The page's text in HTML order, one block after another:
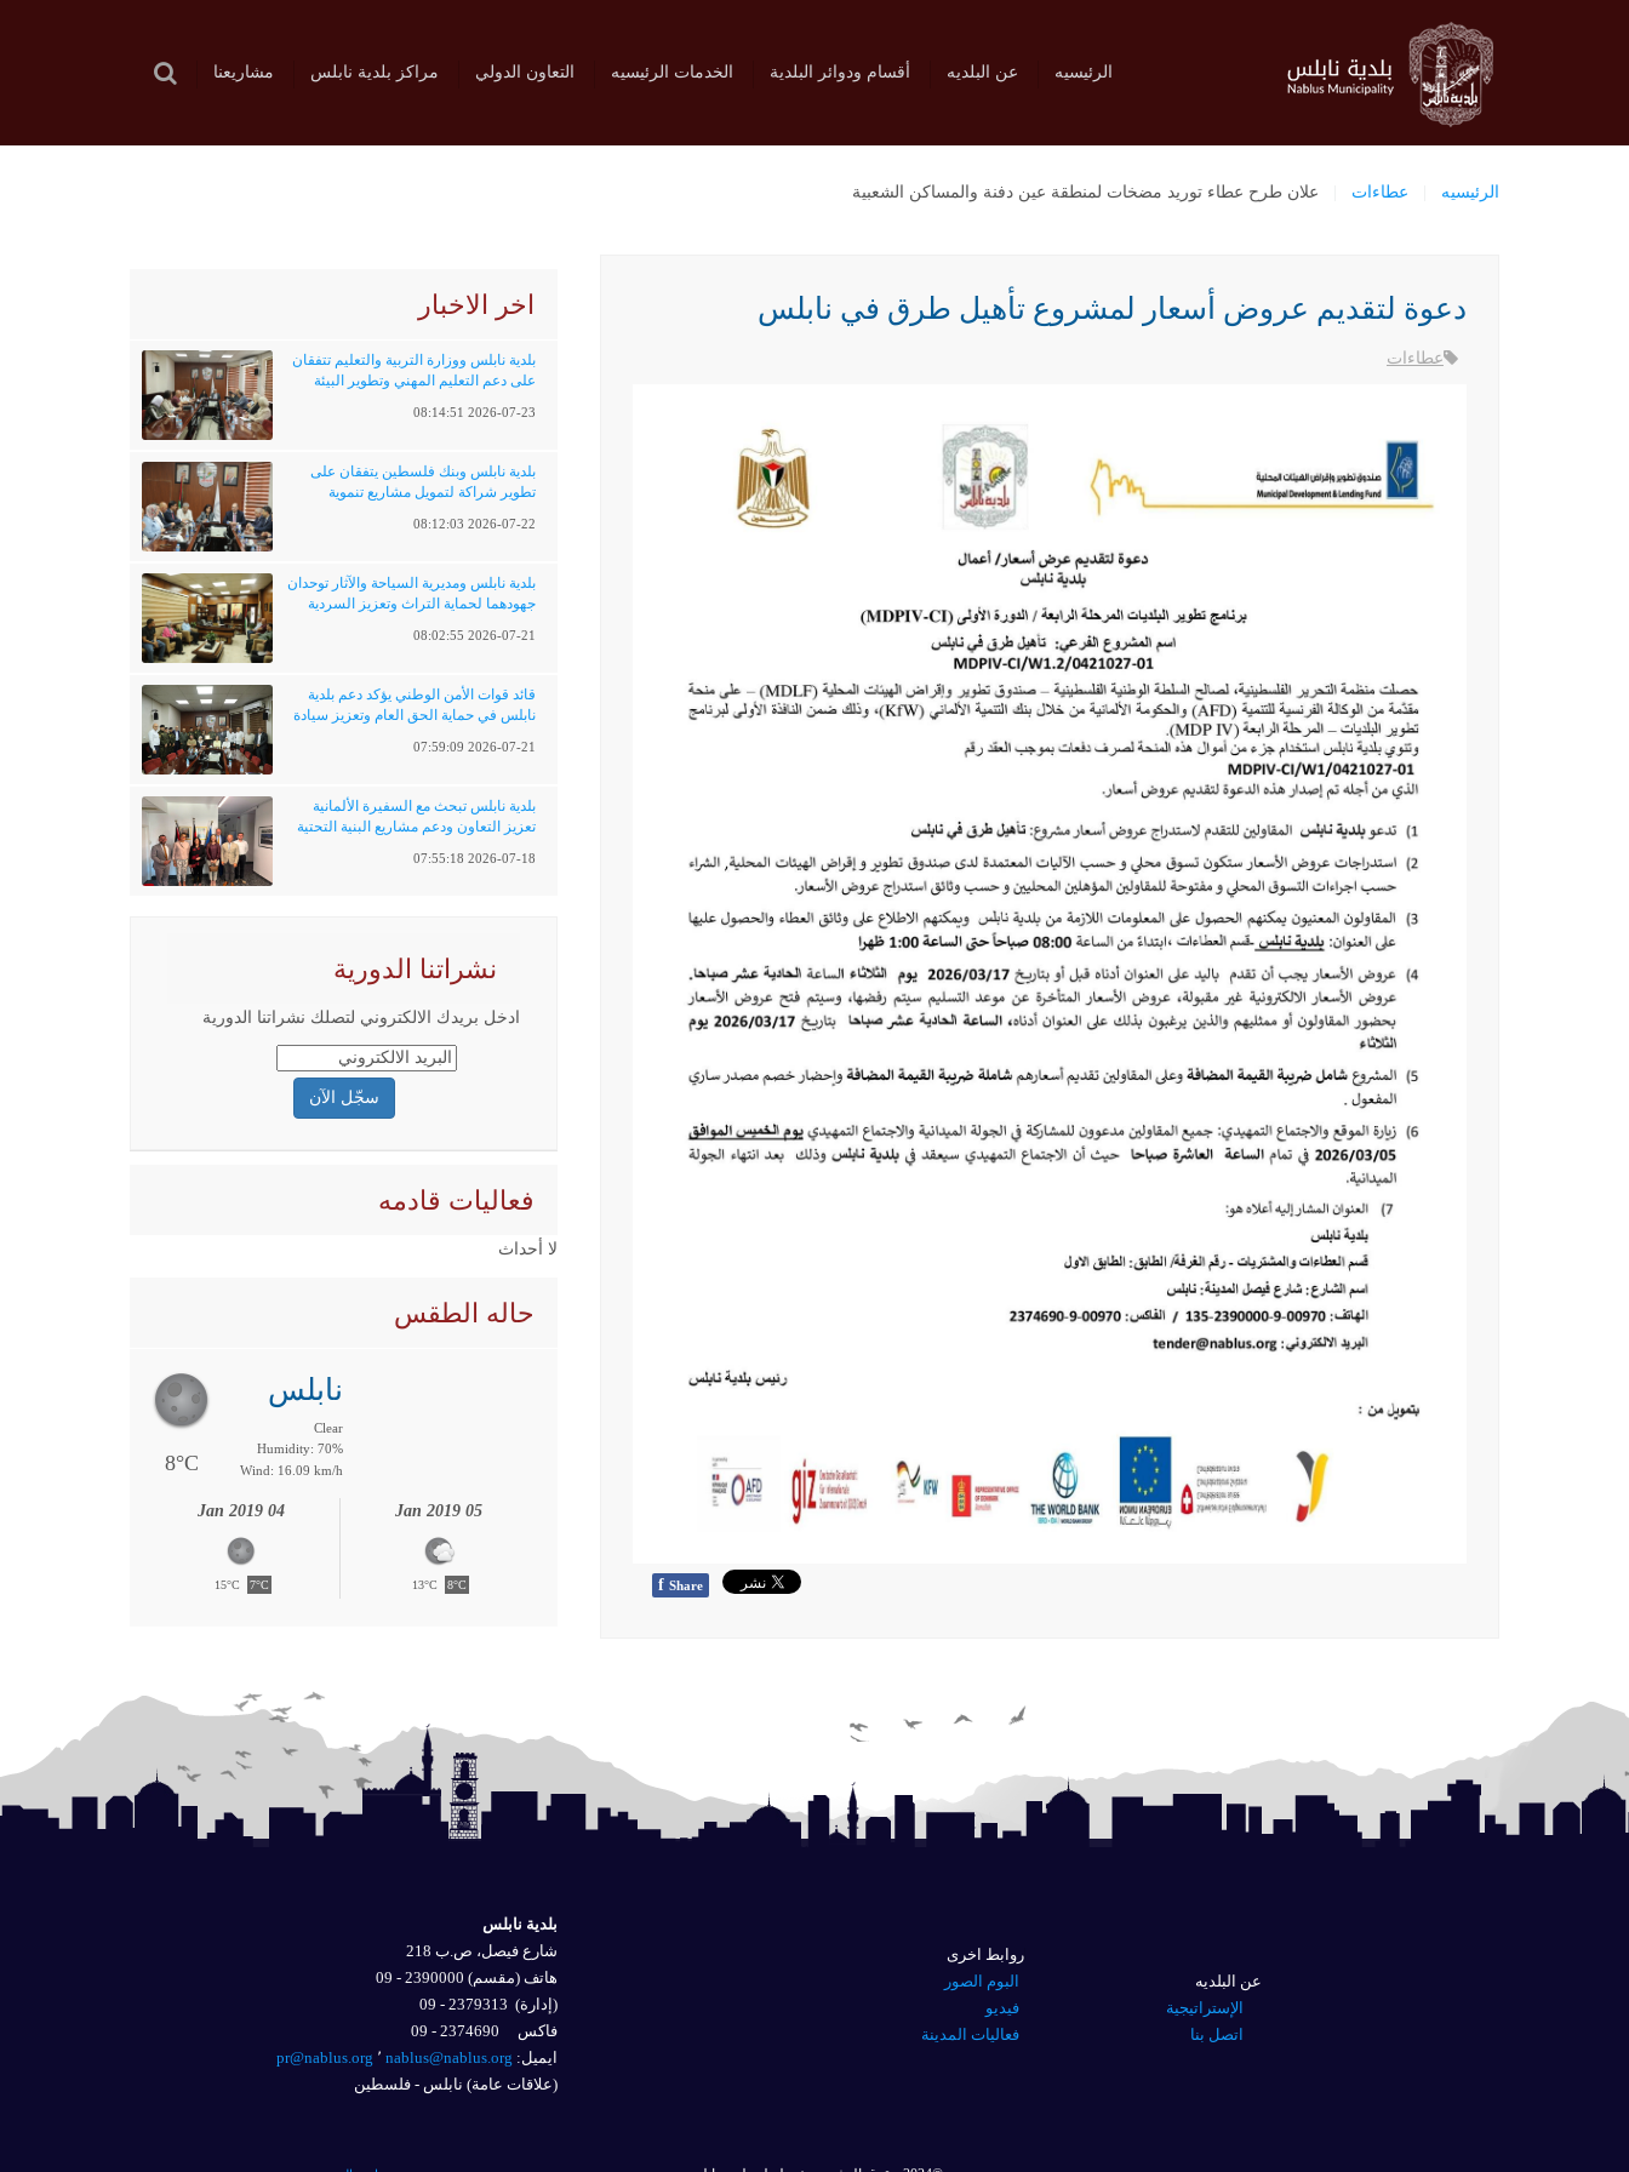
الرئيسيه عن البلديه أقسام ودوائر البلدية الخدمات الرئيسيه التعاون الدولي مراكز بلدية نابلس مشاريعنا
الرئيسيه عطاءات علان طرح عطاء توريد مضخات لمنطقة عين دفنة والمساكن الشعبية
اخر الاخبار
بلدية نابلس ووزارة التربية والتعليم تتفقان
على دعم التعليم المهني وتطوير البيئة
2026-07-23 08:14:51
بلدية نابلس وبنك فلسطين يتفقان على
تطوير شراكة لتمويل مشاريع تنموية
2026-07-22 08:12:03
بلدية نابلس ومديرية السياحة والآثار توحدان
جهودهما لحماية التراث وتعزيز السردية
2026-07-21 08:02:55
قائد قوات الأمن الوطني يؤكد دعم بلدية
نابلس في حماية الحق العام وتعزيز سيادة
2026-07-21 07:59:09
بلدية نابلس تبحث مع السفيرة الألمانية
تعزيز التعاون ودعم مشاريع البنية التحتية
2026-07-18 07:55:18
نشراتنا الدورية
ادخل بريدك الالكتروني لتصلك نشراتنا الدورية
فعاليات قادمه
لا أحداث
حاله الطقس
8°C
نابلس
Clear
Humidity: 70%
Wind: 16.09 km/h
04 Jan 2019
15°C 7°C
05 Jan 2019
13°C 8°C
دعوة لتقديم عروض أسعار لمشروع تأهيل طرق في نابلس
عطاءات
f Share
بلدية نابلس
شارع فيصل، ص.ب 218
هاتف (مقسم) 2390000 - 09
(إدارة)2379313 - 09
فاكس 2374690 - 09
ايميل: nablus@nablus.org٬
pr@nablus.org
(علاقات عامة) نابلس - فلسطين
عن البلديه
الإستراتيجية
اتصل بنا
روابط اخرى
البوم الصور
فيديو
فعاليات المدينة